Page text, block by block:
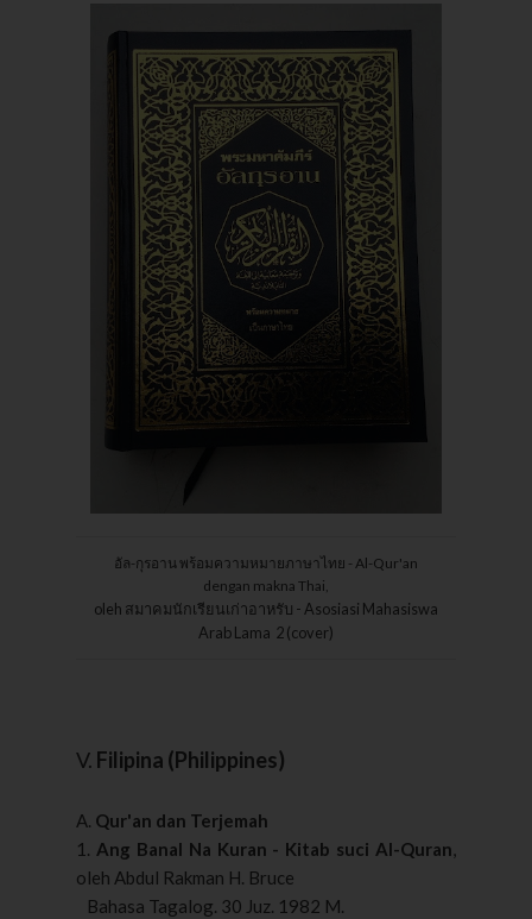
อัล-กุรอาน พร้อมความหมายภาษาไทย - Al-Qur'an
dengan makna Thai,
oleh สมาคมนักเรียนเก่าอาหรับ - Asosiasi Mahasiswa
Arab Lama 2 (cover)
V. Filipina (Philippines)
A. Qur'an dan Terjemah
1. Ang Banal Na Kuran - Kitab suci Al-Quran
oleh Abdul Rakman H. Bruce
Bahasa Tagalog. 30 Juz. 1982 M.